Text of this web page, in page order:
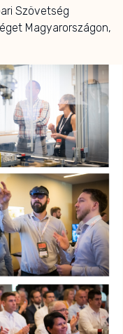
Szövetség
Magyarországon,